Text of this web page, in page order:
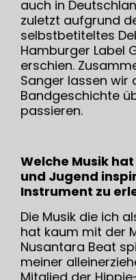
auch in
zuletzt aufgrund
selbstbetiteltes
Hamburger Label
erschien.
Sanger lassen wir
Bandgeschichte
passieren.
Welche Musik
und Jugend
Instrument zu
Die Musik die ich
hat kaum mit der
Nusantara Beat
meiner